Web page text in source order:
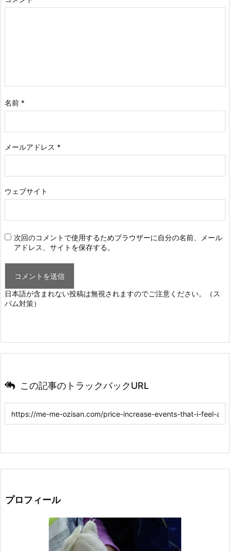
名前 *
メールアドレス *
ウェブサイト
次回のコメントで使用するためブラウザーに自分の名前、メール
アドレス、サイトを保存する。
日本語が含まれない投稿は無視されますのでご注意ください。（ス
パム対策）
この記事のトラックバックURL
プロフィール